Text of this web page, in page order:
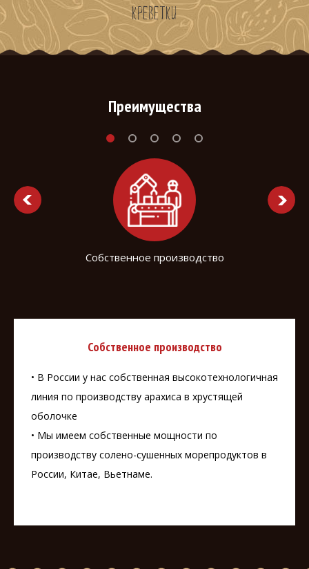
КРЕВЕТКИ
Преимущества
Собственное производство
Собственное производство
• В России у нас собственная высокотехнологичная
линия по производству арахиса в хрустящей
оболочке
• Мы имеем собственные мощности по
производству солено-сушенных морепродуктов в
России, Китае, Вьетнаме.